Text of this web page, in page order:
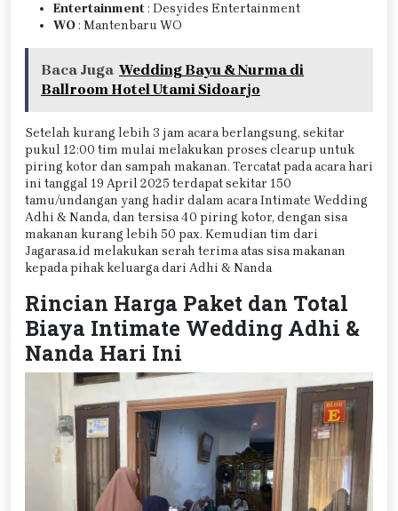
Entertainment: Desyides Entertainment
WO: Mantenbaru WO
Baca Juga Wedding Bayu & Nurma di
Ballroom Hotel Utami Sidoarjo
Setelah kurang lebih 3 jam acara berlangsung, sekitar
pukul 12:00 tim mulai melakukan proses clearup untuk
piring kotor dan sampah makanan. Tercatat pada acara hari
ini tanggal 19 April 2025 terdapat sekitar 150
tamu/undangan yang hadir dalam acara Intimate Wedding
Adhi & Nanda, dan tersisa 40 piring kotor, dengan sisa
makanan kurang lebih 50 pax. Kemudian tim dari
Jagarasa.id melakukan serah terima atas sisa makanan
kepada pihak keluarga dari Adhi & Nanda
Rincian Harga Paket dan Total
Biaya Intimate Wedding Adhi &
Nanda Hari Ini